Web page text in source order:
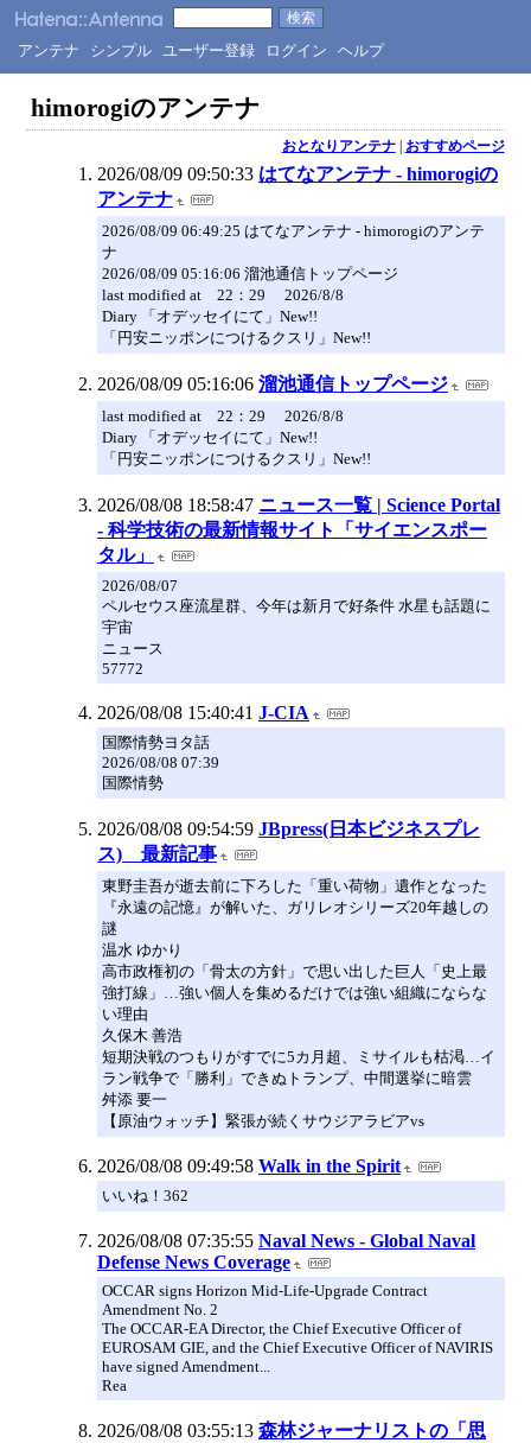
アンテナ シンプル ユーザー登録 ログイン ヘルプ
himorogiのアンテナ
おとなりアンテナ| おすすめページ
2026/08/09 09:50:33 はてなアンテナ - himorogiの
アンテナ
2026/08/09 06:49:25 はてなアンテナ - himorogiのアンテ
ナ
2026/08/09 05:16:06 溜池通信トップページ
last modified at 22：29 2026/8/8
Diary 「オデッセイにて」New!!
「円安ニッポンにつけるクスリ」New!!
2026/08/09 05:16:06 溜池通信トップページ
last modified at 22：29 2026/8/8
Diary 「オデッセイにて」New!!
「円安ニッポンにつけるクスリ」New!!
2026/08/08 18:58:47 ニュース一覧 | Science Portal
- 科学技術の最新情報サイト「サイエンスポー
タル」
2026/08/07
ペルセウス座流星群、今年は新月で好条件 水星も話題に
宇宙
ニュース
57772
2026/08/08 15:40:41 J-CIA
国際情勢ヨタ話
2026/08/08 07:39
国際情勢
2026/08/08 09:54:59 JBpress(日本ビジネスプレ
ス) 最新記事
東野圭吾が逝去前に下ろした「重い荷物」遺作となった
『永遠の記憶』が解いた、ガリレオシリーズ20年越しの
謎
温水 ゆかり
高市政権初の「骨太の方針」で思い出した巨人「史上最
強打線」…強い個人を集めるだけでは強い組織にならな
い理由
久保木 善浩
短期決戦のつもりがすでに5カ月超、ミサイルも枯渇…イ
ラン戦争で「勝利」できぬトランプ、中間選挙に暗雲
舛添 要一
【原油ウォッチ】緊張が続くサウジアラビアvs
2026/08/08 09:49:58 Walk in the Spirit
いいね！362
2026/08/08 07:35:55 Naval News - Global Naval
Defense News Coverage
OCCAR signs Horizon Mid-Life-Upgrade Contract
Amendment No. 2
The OCCAR-EA Director, the Chief Executive Officer of
EUROSAM GIE, and the Chief Executive Officer of NAVIRIS
have signed Amendment...
Rea
2026/08/08 03:55:13 森林ジャーナリストの「思